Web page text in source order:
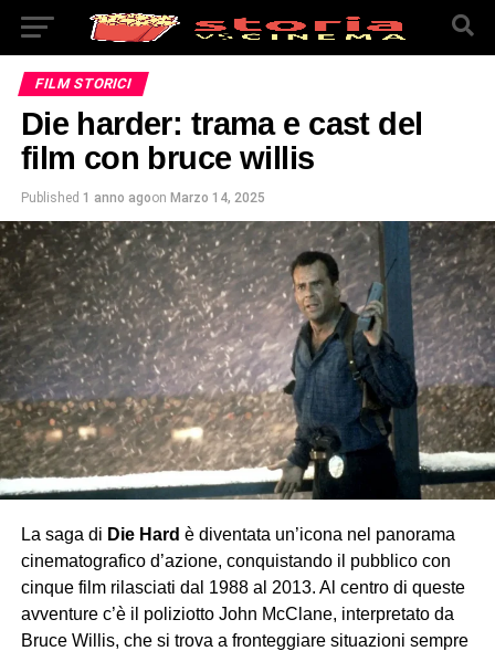
FILM STORICI
Die harder: trama e cast del
film con bruce willis
Published 1 anno agoon Marzo 14, 2025
La saga di Die Hard è diventata un’icona nel panorama
cinematografico d’azione, conquistando il pubblico con
cinque film rilasciati dal 1988 al 2013. Al centro di queste
avventure c’è il poliziotto John McClane, interpretato da
Bruce Willis, che si trova a fronteggiare situazioni sempre